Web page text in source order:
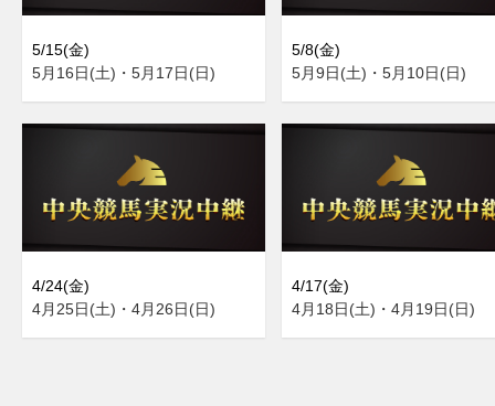
5/15(金)
5月16日(土)・5月17日(日)
5/8(金)
5月9日(土)・5月10日(日)
4/24(金)
4月25日(土)・4月26日(日)
4/17(金)
4月18日(土)・4月19日(日)